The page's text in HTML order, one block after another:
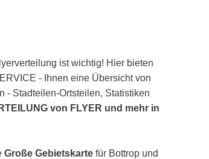
ist wichtig! Hier bieten
- Ihnen eine Übersicht von
- Stadteilen-Ortsteilen, Statistiken
von FLYER und mehr in
Große Gebietskarte für Bottrop und